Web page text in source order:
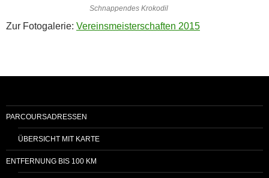
Schnappendes Krokodil
Zur Fotogalerie: Vereinsmeisterschaften 2015
PARCOURSADRESSEN
ÜBERSICHT MIT KARTE
ENTFERNUNG BIS 100 KM